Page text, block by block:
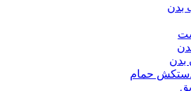
بدن
بدن
حمام